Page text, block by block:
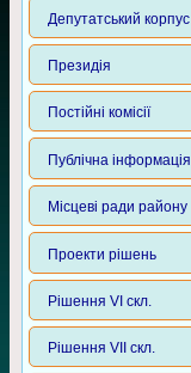
Депутатський корпус
Президія
Постійні комісії
Публічна інформація
Місцеві ради району
Проекти рішень
Рішення VI скл.
Рішення VII скл.